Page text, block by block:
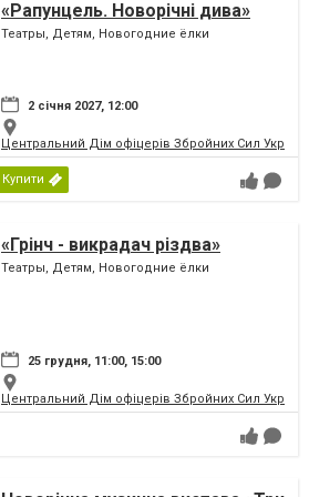
«Рапунцель. Новорічні дива»
Театры, Детям, Новогодние ёлки
2 січня 2027, 12:00
Центральний Дім офіцерів Збройних Сил
Купити
«Грінч - викрадач різдва»
Театры, Детям, Новогодние ёлки
25 грудня, 11:00, 15:00
Центральний Дім офіцерів Збройних Сил